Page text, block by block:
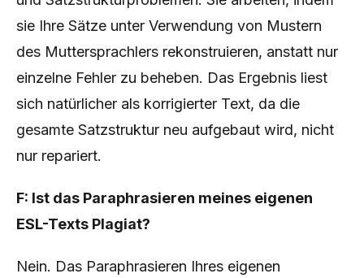
sie Ihre Sätze unter Verwendung von Mustern
des Muttersprachlers rekonstruieren, anstatt nur
einzelne Fehler zu beheben. Das Ergebnis liest
sich natürlicher als korrigierter Text, da die
gesamte Satzstruktur neu aufgebaut wird, nicht
nur repariert.
F: Ist das Paraphrasieren meines eigenen
ESL-Texts Plagiat?
Nein. Das Paraphrasieren Ihres eigenen